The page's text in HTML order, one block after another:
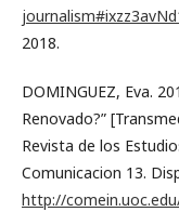
2018.
DOMINGUEZ, Eva.
Renovado?”
Revista de los
Comunicacion 13.
http://